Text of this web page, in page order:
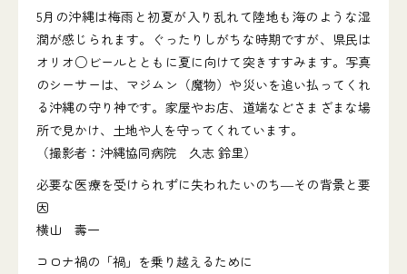
5月の沖縄は梅雨と初夏が入り乱れて陸地も海のような湿
潤が感じられます。ぐったりしがちな時期ですが、県民は
オリオ○ビールとともに夏に向けて突きすすみます。写真
のシーサーは、マジムン（魔物）や災いを追い払ってくれ
る沖縄の守り神です。家屋やお店、道端などさまざまな場
所で見かけ、土地や人を守ってくれています。
（撮影者：沖縄協同病院 久志 鈴里）
必要な医療を受けられずに失われたいのち―その背景と要
因
横山 壽一
コロナ禍の「禍」を乗り越えるために